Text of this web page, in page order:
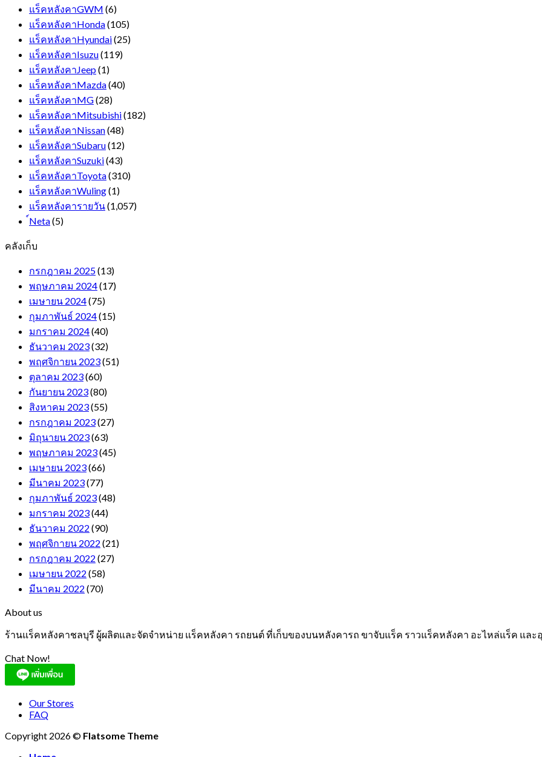
แร็คหลังคาGWM (6)
แร็คหลังคาHonda(105)
แร็คหลังคาHyundai(25)
แร็คหลังคาIsuzu(119)
แร็คหลังคาJeep(1)
แร็คหลังคาMazda(40)
แร็คหลังคาMG(28)
แร็คหลังคาMitsubishi(182)
แร็คหลังคาNissan(48)
แร็คหลังคาSubaru(12)
แร็คหลังคาSuzuki(43)
แร็คหลังคาToyota(310)
แร็คหลังคาWuling(1)
แร็คหลังคารายวัน(1,057)
์Neta(5)
คลังเก็บ
กรกฎาคม 2025(13)
พฤษภาคม 2024(17)
เมษายน 2024(75)
กุมภาพันธ์ 2024(15)
มกราคม 2024(40)
ธันวาคม 2023(32)
พฤศจิกายน 2023(51)
ตุลาคม 2023(60)
กันยายน 2023(80)
สิงหาคม 2023(55)
กรกฎาคม 2023(27)
มิถุนายน 2023(63)
พฤษภาคม 2023(45)
เมษายน 2023(66)
มีนาคม 2023(77)
กุมภาพันธ์ 2023(48)
มกราคม 2023(44)
ธันวาคม 2022 (90)
พฤศจิกายน 2022 (21)
กรกฎาคม 2022 (27)
เมษายน 2022 (58)
มีนาคม 2022 (70)
About us
ร้านแร็คหลังคาชลบุรี ผู้ผลิตและจัดจำหน่าย แร็คหลังคา รถยนต์ ที่เก็บของบนหลังคารถ ขาจับแร็ค ราวแร็คหลังคา อะไหล่แร็ค แล
Chat Now!
Our Stores
FAQ
Copyright 2026 © Flatsome Theme